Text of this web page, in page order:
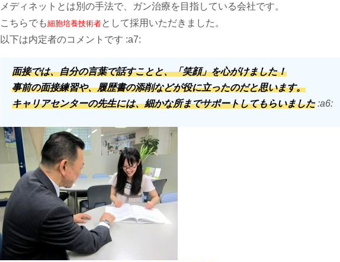
メディネットとは別の手法で、ガン治療を目指している会社です。
こちらでも細胞培養技術者として採用いただきました。
以下は内定者のコメントです :a7:
面接では、自分の言葉で話すことと、「笑顔」を心がけました！
事前の面接練習や、履歴書の添削などが役に立ったのだと思います。
キャリアセンターの先生には、細かな所までサポートしてもらいました :a6: